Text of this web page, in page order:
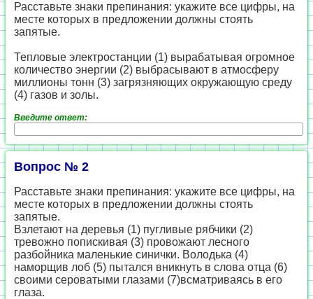
Расставьте знаки препинания: укажите все цифры, на
месте которых в предложении должны стоять
запятые.
Тепловые электростанции (1) вырабатывая огромное
количество энергии (2) выбрасывают в атмосферу
миллионы тонн (3) загрязняющих окружающую среду
(4) газов и золы.
Введите ответ:
Вопрос № 2
Расставьте знаки препинания: укажите все цифры, на
месте которых в предложении должны стоять
запятые.
Взлетают на деревья (1) пугливые рябчики (2)
тревожно попискивая (3) провожают лесного
разбойника маленькие синички. Володька (4)
наморщив лоб (5) пытался вникнуть в слова отца (6)
своими сероватыми глазами (7)всматриваясь в его
глаза.